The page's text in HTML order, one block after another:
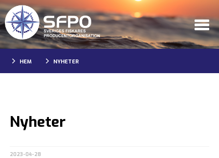
HEM NYHETER
Nyheter
2023-04-28